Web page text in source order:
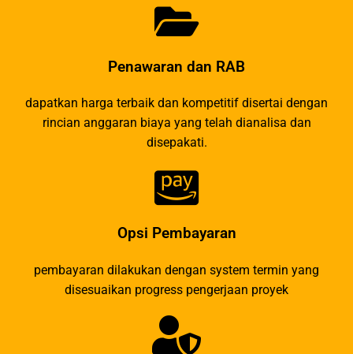
Penawaran dan RAB
dapatkan harga terbaik dan kompetitif disertai dengan
rincian anggaran biaya yang telah dianalisa dan
disepakati.
Opsi Pembayaran
pembayaran dilakukan dengan system termin yang
disesuaikan progress pengerjaan proyek